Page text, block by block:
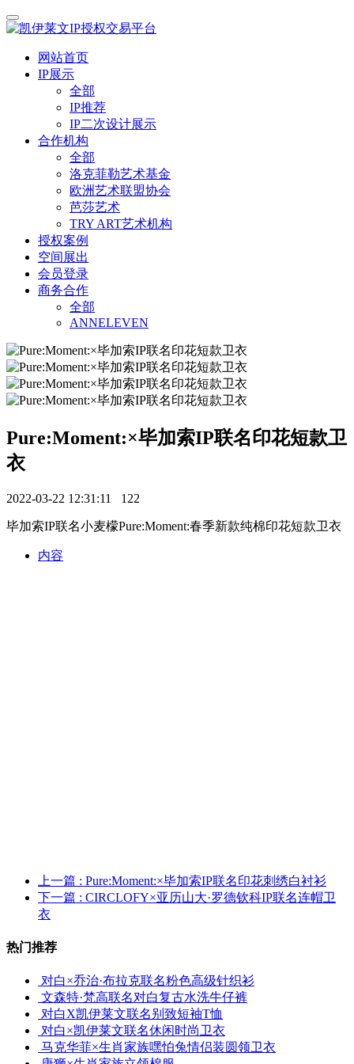
网站首页
IP展示
全部
IP推荐
IP二次设计展示
合作机构
全部
洛克菲勒艺术基金
欧洲艺术联盟协会
芭莎艺术
TRY ART艺术机构
授权案例
空间展出
会员登录
商务合作
全部
ANNELEVEN
Pure:Moment:×毕加索IP联名印花短款卫
衣
2022-03-22 12:31:11 122
毕加索IP联名小麦檬Pure:Moment:春季新款纯棉印花短款卫衣
内容
上一篇 : Pure:Moment:×毕加索IP联名印花刺绣白衬衫
下一篇 : CIRCLOFY×亚历山大·罗德钦科IP联名连帽卫
衣
热门推荐
对白×乔治·布拉克联名粉色高级针织衫
文森特·梵高联名对白复古水洗牛仔裤
对白X凯伊莱文联名别致短袖T恤
对白×凯伊莱文联名休闲时尚卫衣
马克华菲×生肖家族嘿怕兔情侣装圆领卫衣